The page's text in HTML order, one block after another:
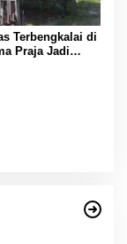
Terbengkalai di
Praja Jadi